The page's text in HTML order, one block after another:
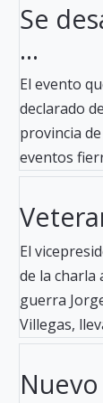
Se
...
El evento
declarado
provincia
eventos
El
de la
guerra
Villegas,